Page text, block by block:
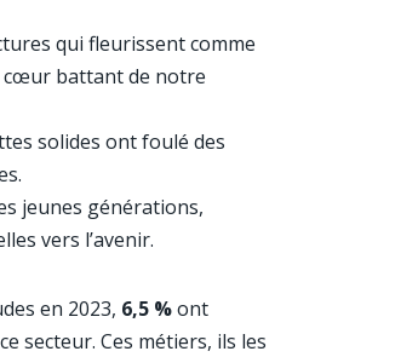
qui fleurissent comme
cœur battant de notre
solides ont foulé des
jeunes générations,
vers l’avenir.
en 2023, 6,5 %ont
secteur. Ces métiers, ils les